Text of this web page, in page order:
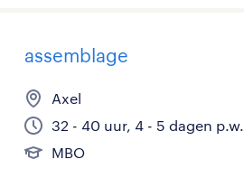
assemblage
Axel
32 - 40 uur, 4 - 5 dagen p.w.
MBO